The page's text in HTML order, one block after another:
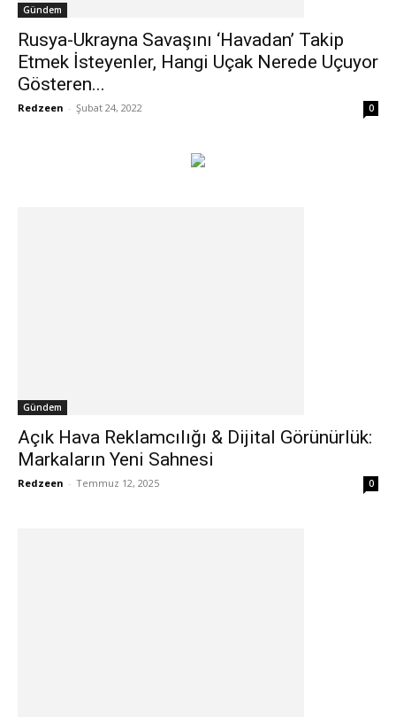
Gündem
Rusya-Ukrayna Savaşını ‘Havadan’ Takip
Etmek İsteyenler, Hangi Uçak Nerede Uçuyor
Gösteren...
Redzeen - Şubat 24, 2022 0
Gündem
Açık Hava Reklamcılığı & Dijital Görünürlük:
Markaların Yeni Sahnesi
Redzeen - Temmuz 12, 2025 0